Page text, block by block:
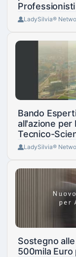
Professionisti
LadySilvia®
Bando
all'azione per
Tecnico-
Milano
LadySilvia®
Sostegno
500mila